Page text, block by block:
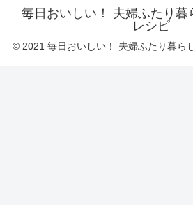
毎日おいしい！ 夫婦ふたり暮
レシピ
© 2021 毎日おいしい！ 夫婦ふたり暮ら